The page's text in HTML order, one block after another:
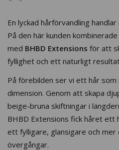
En lyckad hårförvandling
På den här kunden
med BHBD Extensions för att
fyllighet och ett naturligt
På förebilden ser vi ett hår som
dimension. Genom att skapa
beige-bruna skiftningar i
BHBD Extensions fick håret
ett fylligare, glansigare och mer
övergångar.